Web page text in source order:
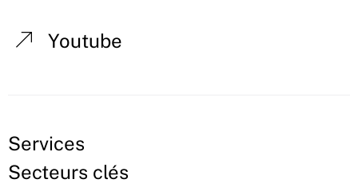
Youtube
Services
Secteurs clés